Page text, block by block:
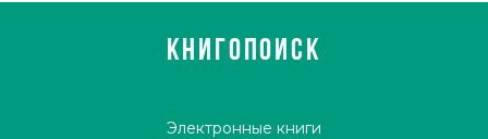
КНИГОПОИСК
Электронные книги